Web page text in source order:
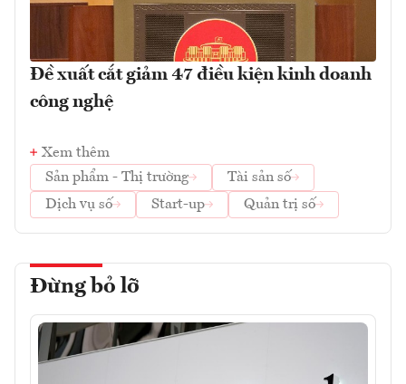
Đề xuất cắt giảm 47 điều kiện kinh doanh
công nghệ
Xem thêm
Sản phẩm - Thị trường
Tài sản số
Dịch vụ số
Start-up Quản trị số
Đừng bỏ lỡ